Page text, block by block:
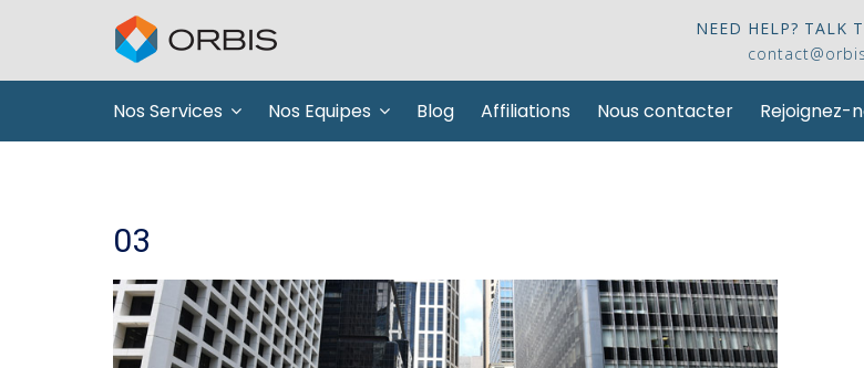
NEED HELP? TALK
Nos Services Nos Equipes Blog Affiliations Nous contacter Rejoignez-
03